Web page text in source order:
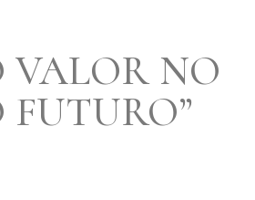
VALOR NO